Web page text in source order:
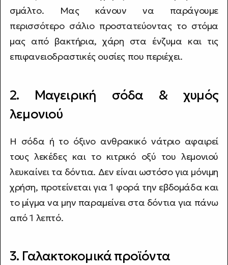
σμάλτο. Μας κάνουν να παράγουμε
περισσότερο σάλιο προστατεύοντας το στόμα
μας από βακτήρια, χάρη στα ένζυμα και τις
επιφανειοδραστικές ουσίες που περιέχει.
2. Μαγειρική σόδα & χυμός
λεμονιού
Η σόδα ή το όξινο ανθρακικό νάτριο αφαιρεί
τους λεκέδες και το κιτρικό οξύ του λεμονιού
λευκαίνει τα δόντια. Δεν είναι ωστόσο για μόνιμη
χρήση, προτείνεται για 1 φορά την εβδομάδα και
το μίγμα να μην παραμείνει στα δόντια για πάνω
από 1 λεπτό.
3. Γαλακτοκομικά προϊόντα